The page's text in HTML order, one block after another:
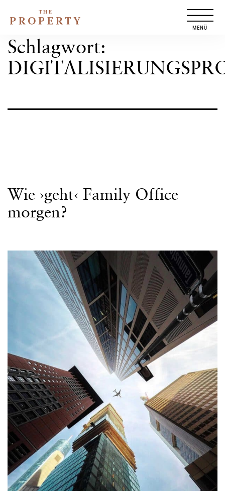
Inhalt
Schlagwort:
Wie ›geht‹ Family Office
morgen?